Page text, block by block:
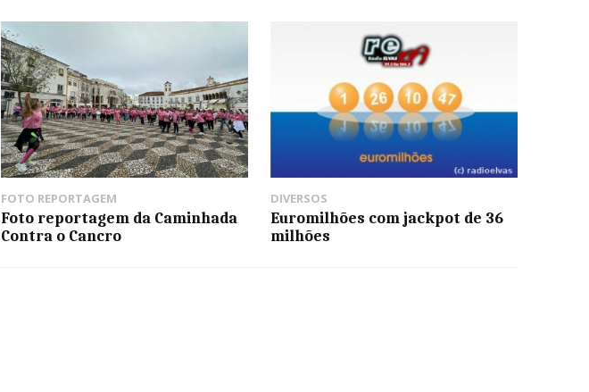
FOTO REPORTAGEM
Foto reportagem da Caminhada
Contra o Cancro
DIVERSOS
Euromilhões com jackpot de 36
milhões